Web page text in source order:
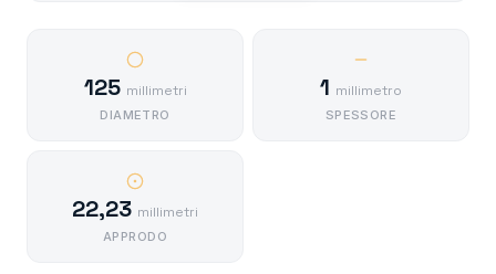
125 millimetri
DIAMETRO
1 millimetro
SPESSORE
22,23 millimetri
APPRODO